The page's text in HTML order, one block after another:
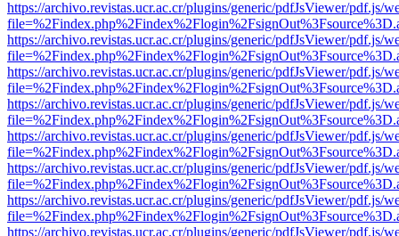
https://archivo.revistas.ucr.ac.cr/plugins/generic/pdfJsViewer/pdf.js/
https://archivo.revistas.ucr.ac.cr/plugins/generic/pdfJsViewer/pdf.js/
https://archivo.revistas.ucr.ac.cr/plugins/generic/pdfJsViewer/pdf.js/
https://archivo.revistas.ucr.ac.cr/plugins/generic/pdfJsViewer/pdf.js/
https://archivo.revistas.ucr.ac.cr/plugins/generic/pdfJsViewer/pdf.js/
https://archivo.revistas.ucr.ac.cr/plugins/generic/pdfJsViewer/pdf.js/
https://archivo.revistas.ucr.ac.cr/plugins/generic/pdfJsViewer/pdf.js/
https://archivo.revistas.ucr.ac.cr/plugins/generic/pdfJsViewer/pdf.js/